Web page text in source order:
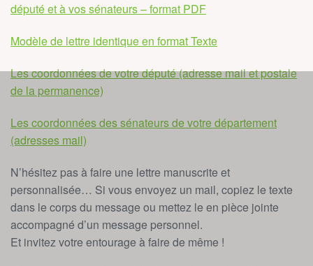
député et à vos sénateurs – format PDF
Modèle de lettre identique en format Texte
Les coordonnées de votre député (adresse mail et postale
de la permanence)
Les coordonnées des sénateurs de votre département
(adresses mail)
N’hésitez pas à faire une lettre manuscrite et
personnalisée… Si vous envoyez un mail, copiez le texte
dans le corps du message ou mettez le en pièce jointe
accompagné d’un message personnel.
Et invitez votre entourage à faire de même !